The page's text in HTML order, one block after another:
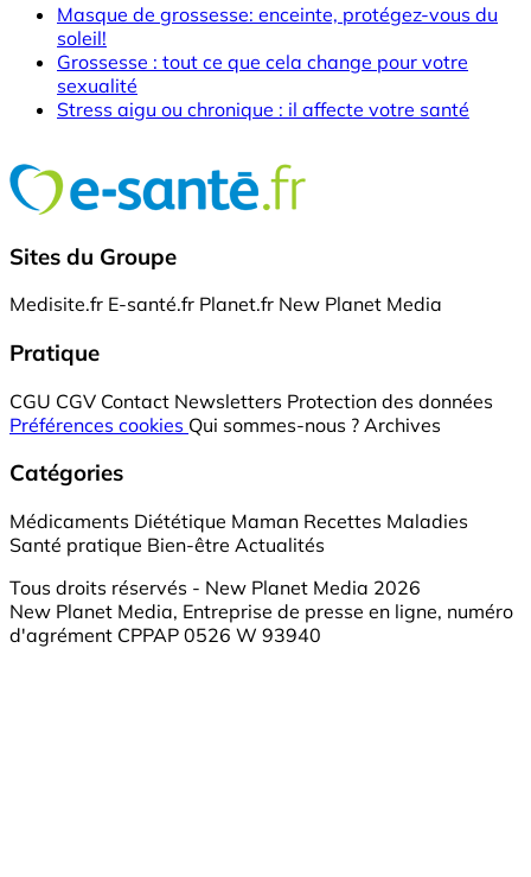
Masque de grossesse: enceinte, protégez-vous du
soleil!
Grossesse : tout ce que cela change pour votre
sexualité
Stress aigu ou chronique : il affecte votre santé
Sites du Groupe
Medisite.fr E-santé.fr Planet.fr New Planet Media
Pratique
CGU CGV Contact Newsletters Protection des données
Préférences cookies Qui sommes-nous ? Archives
Catégories
Médicaments Diététique Maman Recettes Maladies
Santé pratique Bien-être Actualités
Tous droits réservés - New Planet Media 2026
New Planet Media, Entreprise de presse en ligne, numéro
d'agrément CPPAP 0526 W 93940